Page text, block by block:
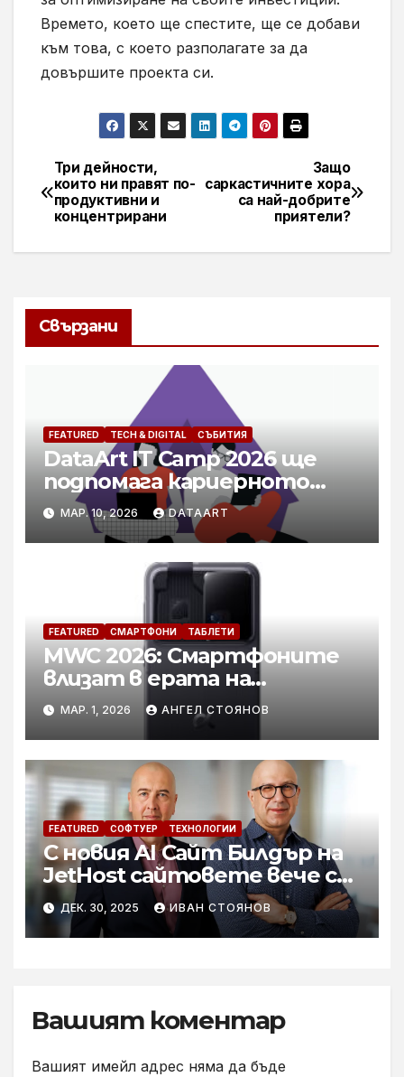
Времето, което ще спестите, ще се добави
към това, с което разполагате за да
довършите проекта си.
Навигация
Защо
саркастичните хора
са най-добрите
приятели?
Три дейности,
които ни правят по-
продуктивни и
концентрирани
Свързани
FEATURED TECH & DIGITAL СЪБИТИЯ
DataArt IT Camp 2026 ще
подпомага кариерното
развитие на специалисти в
технологичния бранш
МАР. 10, 2026 DATAART
FEATURED СМАРТФОНИ ТАБЛЕТИ
MWC 2026: Смартфоните
влизат в ерата на
вграденото IQ
МАР. 1, 2026 АНГЕЛ СТОЯНОВ
FEATURED СОФТУЕР ТЕХНОЛОГИИ
С новия AI Сайт Билдър на
JetHost сайтовете вече се
правят сами
ДЕК. 30, 2025 ИВАН СТОЯНОВ
Вашият коментар
Вашият имейл адрес няма да бъде